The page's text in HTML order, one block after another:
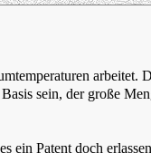
arbeitet.
sein, der große
ein Patent doch